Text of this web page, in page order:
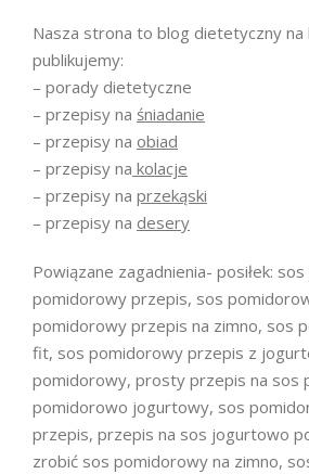
Nasza strona to blog dietetyczny na
publikujemy:
– porady dietetyczne
– przepisy na śniadanie
– przepisy na obiad
– przepisy na kolacje
– przepisy na przekąski
– przepisy na desery
Powiązane zagadnienia- posiłek:
pomidorowy przepis, sos
pomidorowy przepis na zimno, sos
fit, sos pomidorowy przepis z
pomidorowy, prosty przepis na sos
pomidorowo jogurtowy, sos
przepis, przepis na sos jogurtowo
zrobić sos pomidorowy na zimno,